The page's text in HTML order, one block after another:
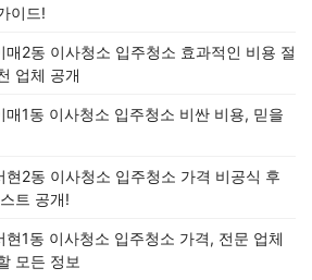
이드!
2동 이사청소 입주청소 효과적인 비용 절
업체 공개
1동 이사청소 입주청소 비싼 비용, 믿을
현2동 이사청소 입주청소 가격 비공식 후
트 공개!
1동 이사청소 입주청소 가격, 전문 업체
모든 정보